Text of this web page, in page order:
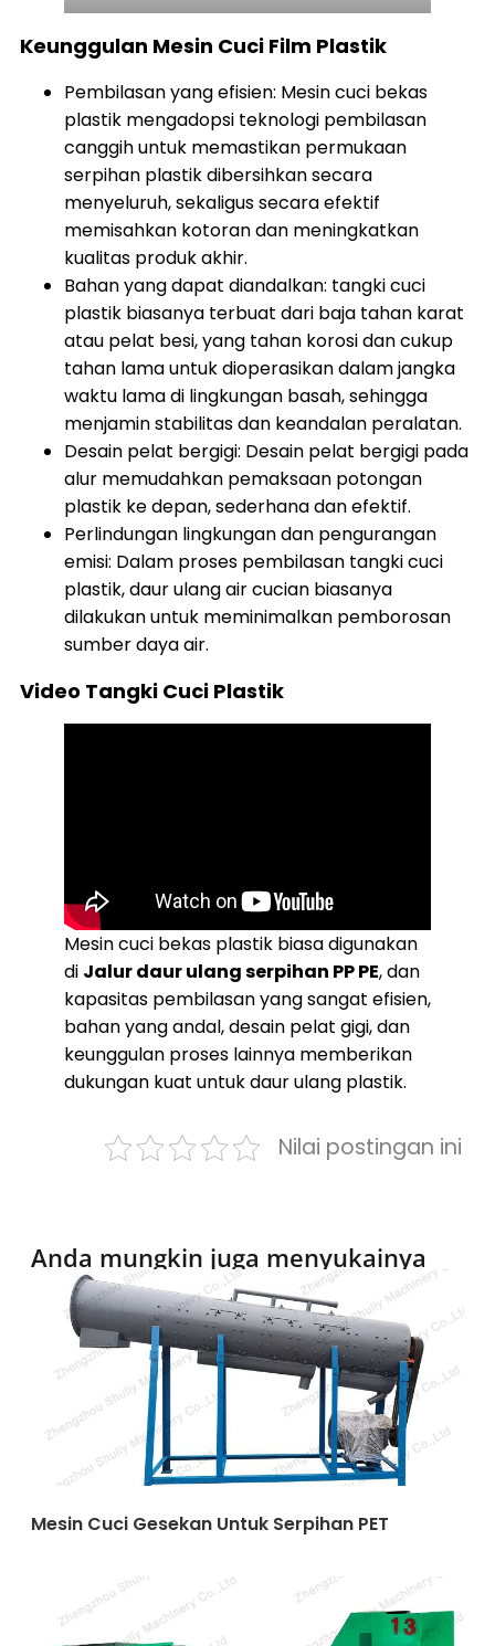
Keunggulan Mesin Cuci Film Plastik
Pembilasan yang efisien: Mesin cuci bekas
plastik mengadopsi teknologi pembilasan
canggih untuk memastikan permukaan
serpihan plastik dibersihkan secara
menyeluruh, sekaligus secara efektif
memisahkan kotoran dan meningkatkan
kualitas produk akhir.
Bahan yang dapat diandalkan: tangki cuci
plastik biasanya terbuat dari baja tahan karat
atau pelat besi, yang tahan korosi dan cukup
tahan lama untuk dioperasikan dalam jangka
waktu lama di lingkungan basah, sehingga
menjamin stabilitas dan keandalan peralatan.
Desain pelat bergigi: Desain pelat bergigi pada
alur memudahkan pemaksaan potongan
plastik ke depan, sederhana dan efektif.
Perlindungan lingkungan dan pengurangan
emisi: Dalam proses pembilasan tangki cuci
plastik, daur ulang air cucian biasanya
dilakukan untuk meminimalkan pemborosan
sumber daya air.
Video Tangki Cuci Plastik
Mesin cuci bekas plastik biasa digunakan
di Jalur daur ulang serpihan PP PE, dan
kapasitas pembilasan yang sangat efisien,
bahan yang andal, desain pelat gigi, dan
keunggulan proses lainnya memberikan
dukungan kuat untuk daur ulang plastik.
Nilai postingan ini
Anda mungkin juga menyukainya
Mesin Cuci Gesekan Untuk Serpihan PET